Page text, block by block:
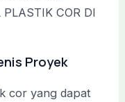
COR DI
Proyek
cor yang dapat